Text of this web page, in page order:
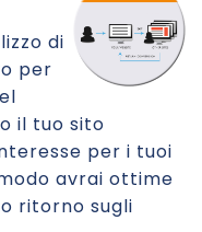
di
per
il tuo sito
per i tuoi
avrai ottime
ritorno sugli